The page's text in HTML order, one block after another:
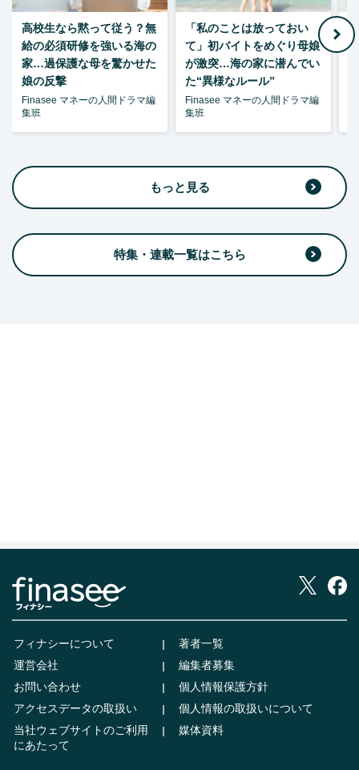
高校生なら黙って従う？無
給の必須研修を強いる海の
家…過保護な母を驚かせた
娘の反撃
Finasee マネーの人間ドラマ編
集班
「私のことは放っておい
て」初バイトをめぐり母娘
が激突…海の家に潜んでい
た“異様なルール”
Finasee マネーの人間ドラマ編
集班
もっと見る
特集・連載一覧はこちら
フィナシーについて
著者一覧
運営会社
編集者募集
お問い合わせ
個人情報保護方針
アクセスデータの取扱い
個人情報の取扱いについて
当社ウェブサイトのご利用
にあたって
媒体資料